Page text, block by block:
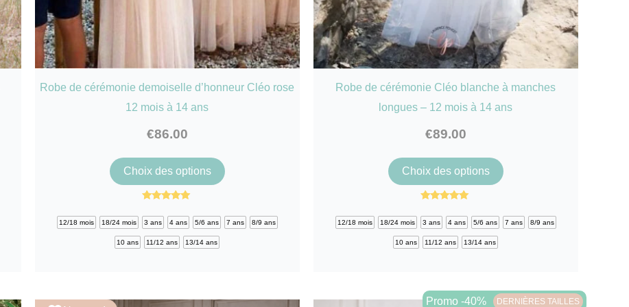
Robe de cérémonie demoiselle d’honneur Cléo rose
12 mois à 14 ans
€86.00
Choix des options
plusieurs
peuvent
5.00
sur 5
12/18 mois 18/24 mois 3 ans 4 ans 5/6 ans 7 ans 8/9 ans
10 ans 11/12 ans 13/14 ans
Robe de cérémonie Cléo blanche à manches
longues – 12 mois à 14 ans
€89.00
Choix des options
plusieurs
peuvent
4.86
sur 5
12/18 mois 18/24 mois 3 ans 4 ans 5/6 ans 7 ans 8/9 ans
10 ans 11/12 ans 13/14 ans
Promo -40%